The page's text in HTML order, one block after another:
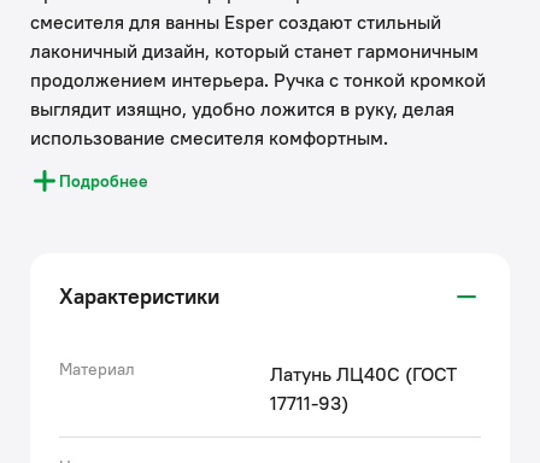
смесителя для ванны Esper создают стильный
лаконичный дизайн, который станет гармоничным
продолжением интерьера. Ручка с тонкой кромкой
выглядит изящно, удобно ложится в руку, делая
использование смесителя комфортным.
Керамический дивертор надежно и мягко
переключает поток воды с излива на лейку даже при
• Смеситель IDDIS® прослужит долго благодаря
коррозии, резким изменениям давления и
перепадам температуры воды.
регулировки температуры и напора воды — за счет
Подробнее
Характеристики
Материал
Латунь ЛЦ40C (ГОСТ
17711-93)